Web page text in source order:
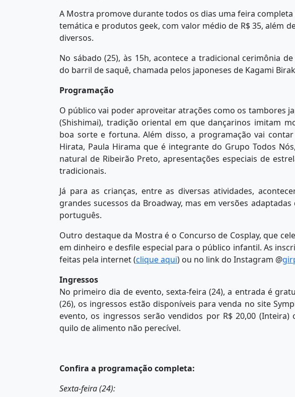
A Mostra promove durante todos os dias uma feira
temática e produtos geek, com valor médio de R$ 35, além
diversos.
No sábado (25), às 15h, acontece a tradicional cerimônia
do barril de saquê, chamada pelos japoneses de Kagami
Programação
O público vai poder aproveitar atrações como os tambores
(Shishimai), tradição oriental em que dançarinos imitam
boa sorte e fortuna. Além disso, a programação vai
Hirata, Paula Hirama que é integrante do Grupo Todos
natural de Ribeirão Preto, apresentações especiais de
tradicionais.
Já para as crianças, entre as diversas atividades,
grandes sucessos da Broadway, mas em versões
português.
Outro destaque da Mostra é o Concurso de Cosplay, que
em dinheiro e desfile especial para o público infantil. As
feitas pela internet (clique aqui) ou no link do Instagram @
Ingressos
No primeiro dia de evento, sexta-feira (24), a entrada é
(26), os ingressos estão disponíveis para venda no site
evento, os ingressos serão vendidos por R$ 20,00 (Inteira)
quilo de alimento não perecível.
Confira a programação completa:
Sexta-feira (24):